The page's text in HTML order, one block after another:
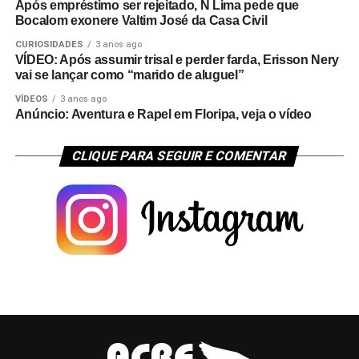
Após empréstimo ser rejeitado, N Lima pede que
Bocalom exonere Valtim José da Casa Civil
CURIOSIDADES 3 anos ago
VÍDEO: Após assumir trisal e perder farda, Erisson Nery
vai se lançar como “marido de aluguel”
VÍDEOS 3 anos ago
Anúncio: Aventura e Rapel em Floripa, veja o vídeo
CLIQUE PARA SEGUIR E COMENTAR